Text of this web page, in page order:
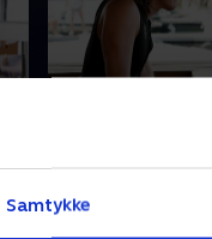
Samtykkeintensiveres,